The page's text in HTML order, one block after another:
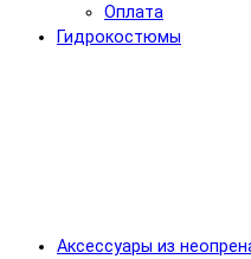
Оплата
Гидрокостюмы
Аксессуары из